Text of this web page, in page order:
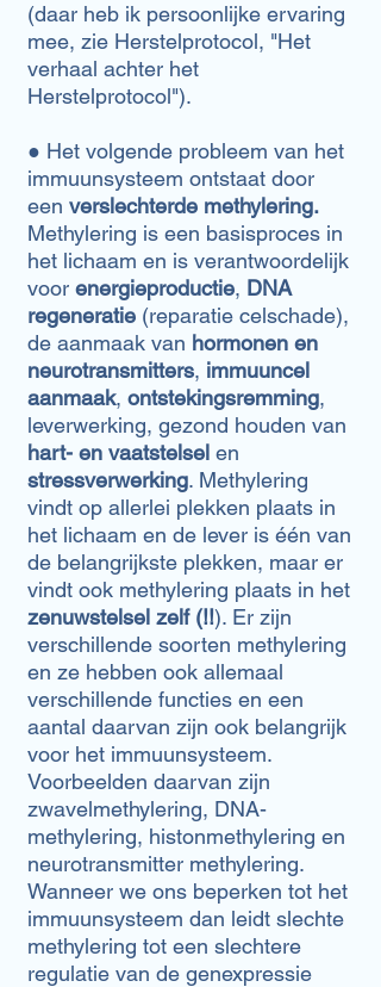
(daar heb ik persoonlijke ervaring
mee, zie Herstelprotocol, "Het
verhaal achter het
Herstelprotocol").
● Het volgende probleem van het
immuunsysteem ontstaat door
een verslechterde methylering.
Methylering is een basisproces in
het lichaam en is verantwoordelijk
voor energieproductie, DNA
regeneratie (reparatie celschade),
de aanmaak van hormonen en
neurotransmitters, immuuncel
aanmaak, ontstekingsremming,
leverwerking, gezond houden van
hart- en vaatstelsel en
stressverwerking. Methylering
vindt op allerlei plekken plaats in
het lichaam en de lever is één van
de belangrijkste plekken, maar er
vindt ook methylering plaats in het
zenuwstelsel zelf (!!). Er zijn
verschillende soorten methylering
en ze hebben ook allemaal
verschillende functies en een
aantal daarvan zijn ook belangrijk
voor het immuunsysteem.
Voorbeelden daarvan zijn
zwavelmethylering, DNA-
methylering, histonmethylering en
neurotransmitter methylering.
Wanneer we ons beperken tot het
immuunsysteem dan leidt slechte
methylering tot een slechtere
regulatie van de genexpressie